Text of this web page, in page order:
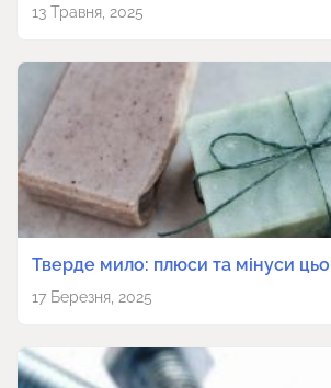
13 Травня, 2025
Тверде мило: плюси та мінуси
17 Березня, 2025